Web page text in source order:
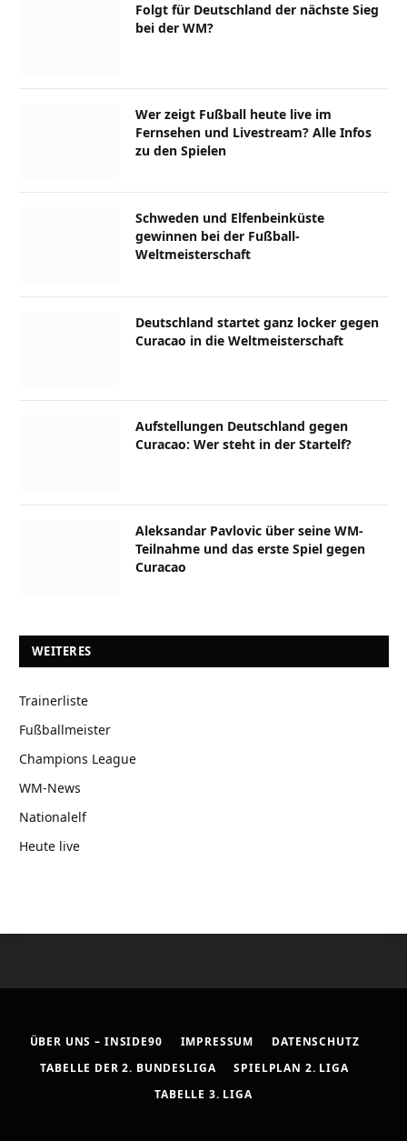
Folgt für Deutschland der nächste Sieg
bei der WM?
Wer zeigt Fußball heute live im
Fernsehen und Livestream? Alle Infos
zu den Spielen
Schweden und Elfenbeinküste
gewinnen bei der Fußball-
Weltmeisterschaft
Deutschland startet ganz locker gegen
Curacao in die Weltmeisterschaft
Aufstellungen Deutschland gegen
Curacao: Wer steht in der Startelf?
Aleksandar Pavlovic über seine WM-
Teilnahme und das erste Spiel gegen
Curacao
WEITERES
Trainerliste
Fußballmeister
Champions League
WM-News
Nationalelf
Heute live
ÜBER UNS – INSIDE90 IMPRESSUM
DATENSCHUTZ
TABELLE DER 2. BUNDESLIGA
SPIELPLAN 2. LIGA
TABELLE 3. LIGA